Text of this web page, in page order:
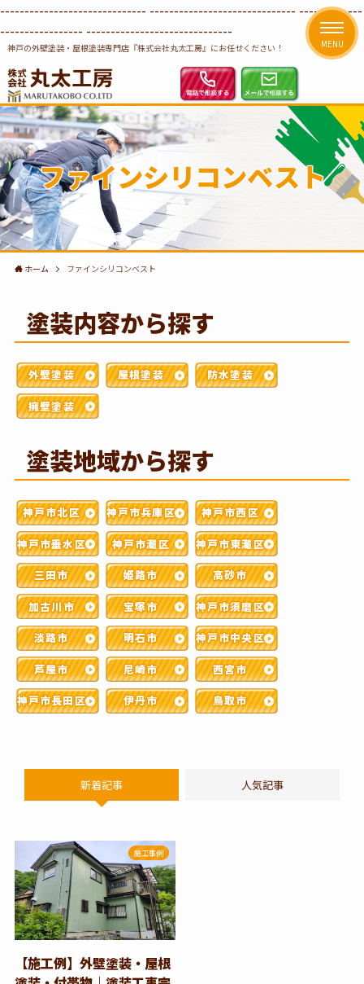
------------------------------ ------------------------------ -------------
----------------- ------------------------------
神戸の外壁塗装・屋根塗装専門店『株式会社丸太工房』にお任せください！ MENU
ファインシリコンベスト
ホーム ファインシリコンベスト
塗装内容から探す
外壁塗装 屋根塗装 防水塗装
擁壁塗装
塗装地域から探す
神戸市北区 神戸市兵庫区 神戸市西区
神戸市垂水区 神戸市灘区 神戸市東灘区
三田市 姫路市 高砂市
加古川市 宝塚市 神戸市須磨区
淡路市 明石市 神戸市中央区
芦屋市 尼崎市 西宮市
神戸市長田区 伊丹市 鳥取市
新着記事 人気記事
施工事例
【施工例】外壁塗装・屋根